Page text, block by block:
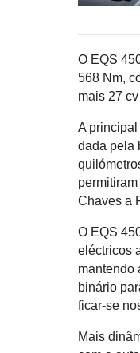
O EQS
568 Nm,
mais 27
A
dada pela
Chaves a
O EQS
eléctricos
mantendo
binário
ficar-se
Mais